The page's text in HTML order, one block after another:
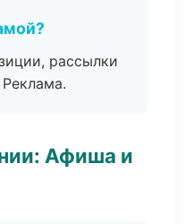
рассылки
Афиша и